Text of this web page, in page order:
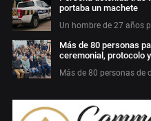
portaba un machete
Un hombre de 27 años
Más de 80 personas
ceremonial, protocolo
Más de 80 personas de